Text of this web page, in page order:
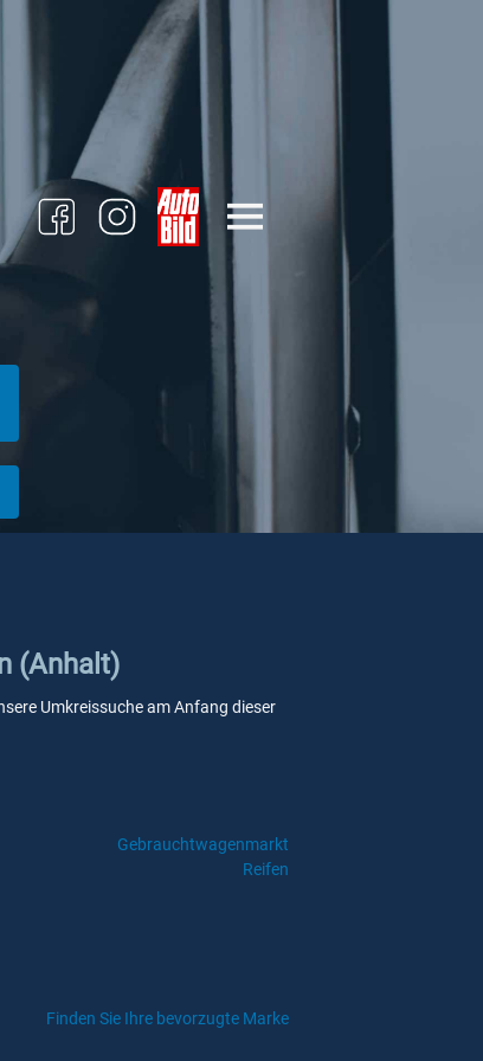
(Anhalt)
Umkreissuche am Anfang dieser
Gebrauchtwagenmarkt
Reifen
Finden Sie Ihre bevorzugte Marke